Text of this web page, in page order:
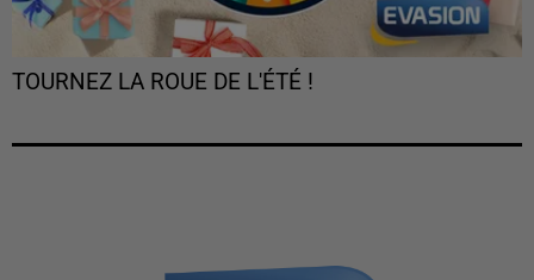
TOURNEZ LA ROUE DE L'ÉTÉ !